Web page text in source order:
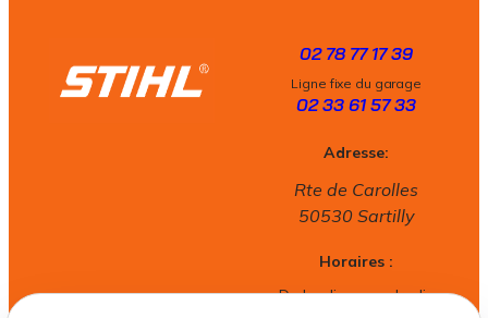
02 78 77 17 39
02 33 61 57 33
Ligne fixe du garage
Adresse:
Rte de Carolles
50530 Sartilly
Horaires :
Du lundi au vendredi :